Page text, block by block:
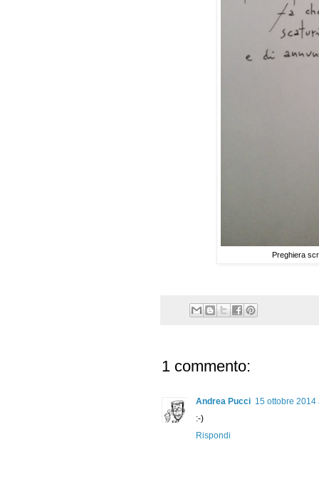
Preghiera
1 commento:
Andrea Pucci 15 ottobre
:-)
Rispondi